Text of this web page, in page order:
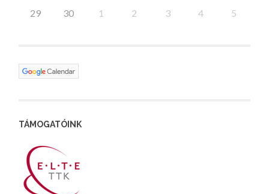
29 30 1 2 3 4 5
TÁMOGATÓINK